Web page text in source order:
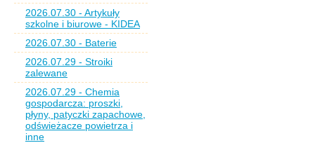
2026.07.30 - Artykuły
szkolne i biurowe - KIDEA
2026.07.30 - Baterie
2026.07.29 - Stroiki
zalewane
2026.07.29 - Chemia
gospodarcza: proszki,
płyny, patyczki zapachowe,
odświeżacze powietrza i
inne